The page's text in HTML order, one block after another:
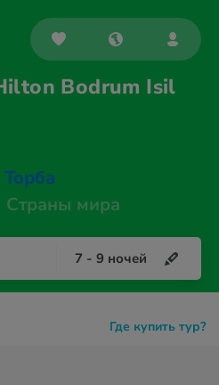
Bodrum Isil
Торба
Страны мира
7 - 9 ночей
Где купить тур?